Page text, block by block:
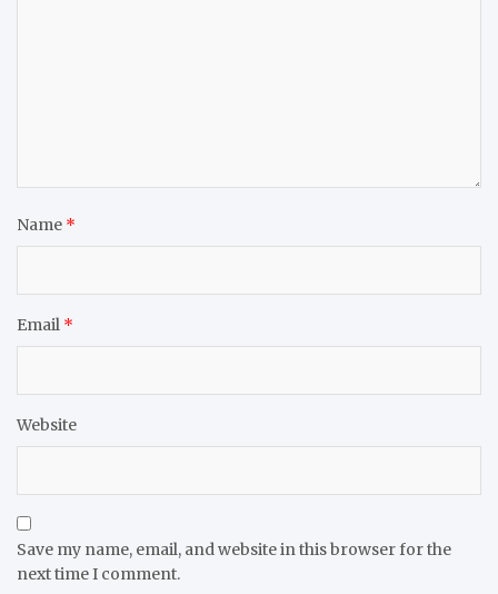
Name *
Email *
Website
Save my name, email, and website in this browser for the
next time I comment.